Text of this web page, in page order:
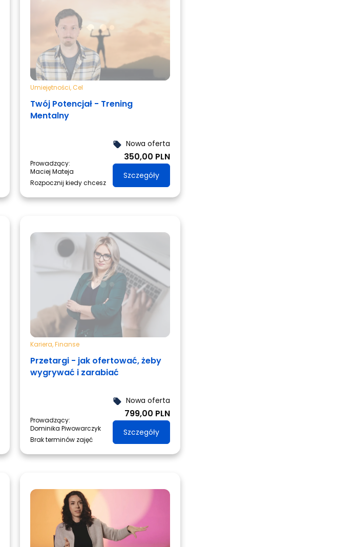
Umiejętności, Cel
Twój Potencjał - Trening
Mentalny
Prowadzący:
Maciej Mateja
Rozpocznij kiedy chcesz
local_offer Nowa oferta
350,00 PLN
Szczegóły
Kariera,Finanse
Przetargi - jak ofertować, żeby
wygrywać i zarabiać
Prowadzący:
Dominika Piwowarczyk
Brak terminów zajęć
local_offer Nowa oferta
799,00 PLN
Szczegóły